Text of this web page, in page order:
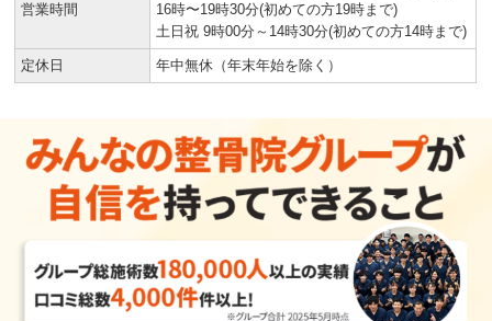
営業時間
16時〜19時30分(初めての方19時まで)
土日祝 9時00分～14時30分(初めての方14時まで)
定休日 年中無休（年末年始を除く）